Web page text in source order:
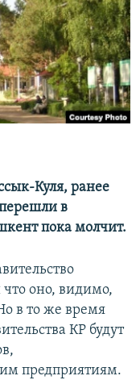
Куля, ранее
в
пока молчит.
оно, видимо,
в то же время
КР будут
предприятиям.